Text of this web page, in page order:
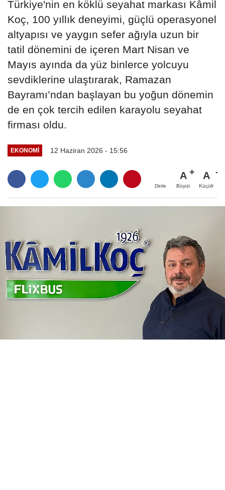
Türkiye'nin en köklü seyahat markası Kâmil
Koç, 100 yıllık deneyimi, güçlü operasyonel
altyapısı ve yaygın sefer ağıyla uzun bir
tatil dönemini de içeren Mart Nisan ve
Mayıs ayında da yüz binlerce yolcuyu
sevdiklerine ulaştırarak, Ramazan
Bayramı’ndan başlayan bu yoğun dönemin
de en çok tercih edilen karayolu seyahat
firması oldu.
EKONOMİ 12 Haziran 2026 - 15:56
Dinle
A
Büyüt
A
Küçült